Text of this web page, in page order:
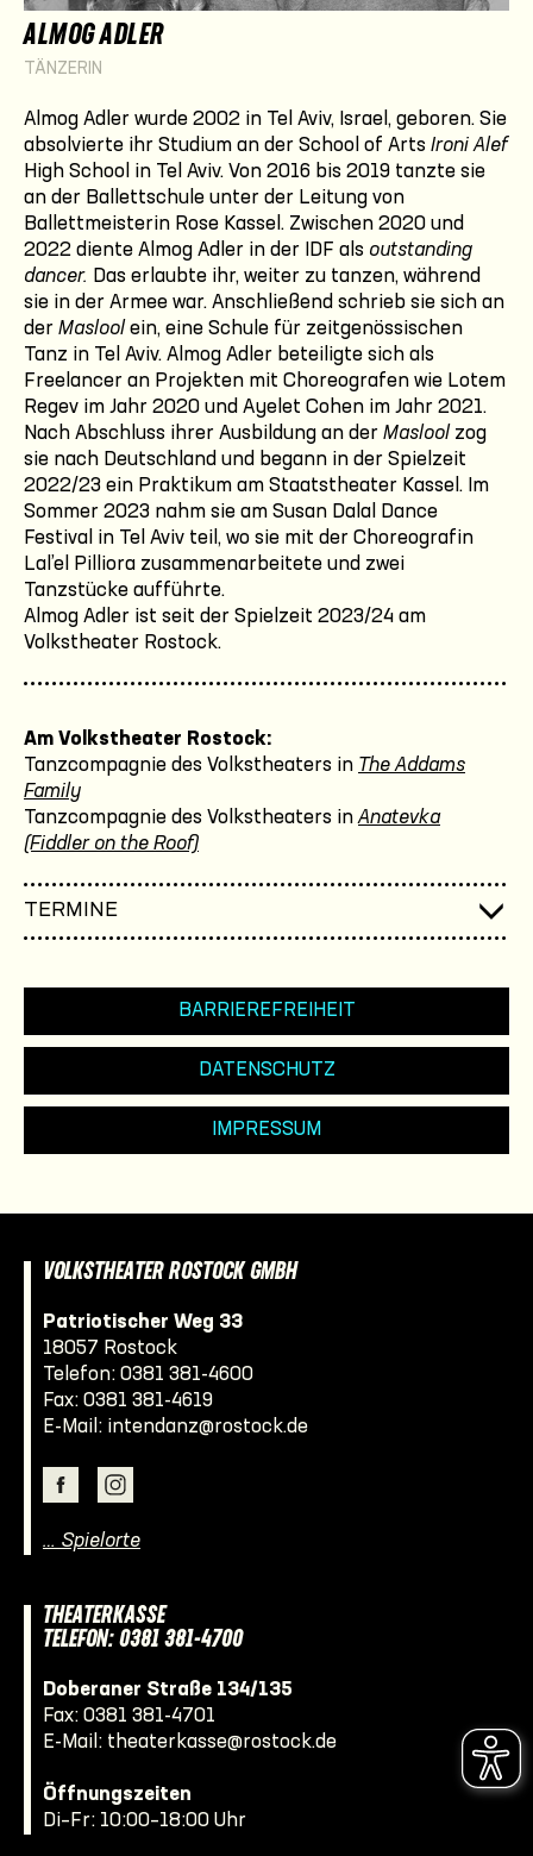
ALMOG ADLER
TÄNZERIN
Almog Adler wurde 2002 in Tel Aviv, Israel, geboren. Sie
absolvierte ihr Studium an der School of Arts Ironi Alef
High School in Tel Aviv. Von 2016 bis 2019 tanzte sie
an der Ballettschule unter der Leitung von
Ballettmeisterin Rose Kassel. Zwischen 2020 und
2022 diente Almog Adler in der IDF als outstanding
dancer. Das erlaubte ihr, weiter zu tanzen, während
sie in der Armee war. Anschließend schrieb sie sich an
der Maslool ein, eine Schule für zeitgenössischen
Tanz in Tel Aviv. Almog Adler beteiligte sich als
Freelancer an Projekten mit Choreografen wie Lotem
Regev im Jahr 2020 und Ayelet Cohen im Jahr 2021.
Nach Abschluss ihrer Ausbildung an der Maslool zog
sie nach Deutschland und begann in der Spielzeit
2022/23 ein Praktikum am Staatstheater Kassel. Im
Sommer 2023 nahm sie am Susan Dalal Dance
Festival in Tel Aviv teil, wo sie mit der Choreografin
Lal’el Pilliora zusammenarbeitete und zwei
Tanzstücke aufführte.
Almog Adler ist seit der Spielzeit 2023/24 am
Volkstheater Rostock.
Am Volkstheater Rostock:
Tanzcompagnie des Volkstheaters in The Addams
Family
Tanzcompagnie des Volkstheaters in Anatevka
(Fiddler on the Roof)
TERMINE
BARRIEREFREIHEIT
DATENSCHUTZ
IMPRESSUM
VOLKSTHEATER ROSTOCK GMBH
Patriotischer Weg 33
18057 Rostock
Telefon: 0381 381-4600
Fax: 0381 381-4619
E-Mail: intendanz@rostock.de
… Spielorte
THEATERKASSE
TELEFON: 0381 381-4700
Doberaner Straße 134/135
Fax: 0381 381-4701
E-Mail: theaterkasse@rostock.de
Öffnungszeiten
Di–Fr: 10:00–18:00 Uhr